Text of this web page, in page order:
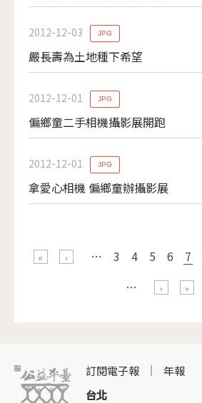
2012-12-03
嚴長壽為土地種下希望
JPG
2012-12-01
偏鄉童二手相機攝影展開跑
JPG
2012-12-01
拿愛心相機 偏鄉童辦攝影展
JPG
… 3 4 5 6 7
…
訂閱電子報
年報
台北